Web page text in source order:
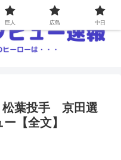
葉投手 京田選
【全文】
巨人 広島 中日